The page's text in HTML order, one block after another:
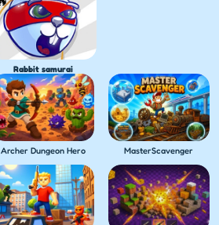
Rabbit samurai
Archer Dungeon Hero MasterScavenger